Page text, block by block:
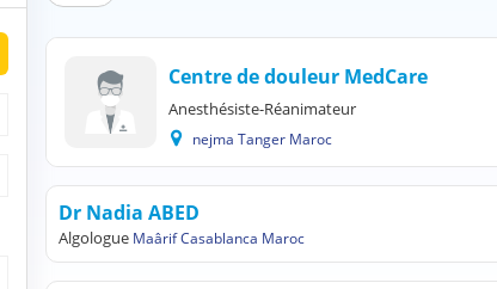
Centre de douleur MedCare
Anesthésiste-Réanimateur
nejma Tanger Maroc
Dr Nadia ABED
Algologue Maârif Casablanca Maroc